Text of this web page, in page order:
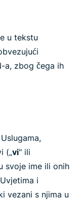
u tekstu
a, zbog čega ih
(„vi" ili
svoje ime ili onih
i
vezani s njima u